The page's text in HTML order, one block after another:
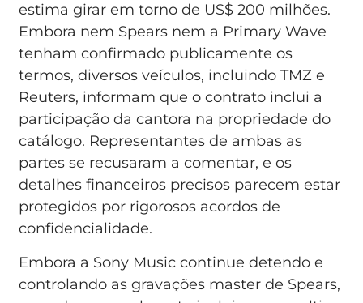
estima girar em torno de US$ 200 milhões.
Embora nem Spears nem a Primary Wave
tenham confirmado publicamente os
termos, diversos veículos, incluindo TMZ e
Reuters, informam que o contrato inclui a
participação da cantora na propriedade do
catálogo. Representantes de ambas as
partes se recusaram a comentar, e os
detalhes financeiros precisos parecem estar
protegidos por rigorosos acordos de
confidencialidade.
Embora a Sony Music continue detendo e
controlando as gravações master de Spears,